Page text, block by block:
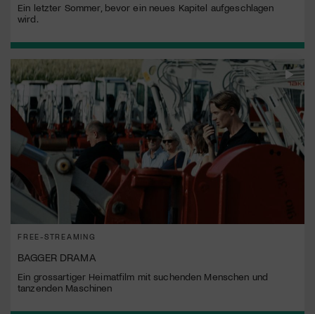
Ein letzter Sommer, bevor ein neues Kapitel aufgeschlagen
wird.
FREE-STREAMING
BAGGER DRAMA
Ein grossartiger Heimatfilm mit suchenden Menschen und
tanzenden Maschinen